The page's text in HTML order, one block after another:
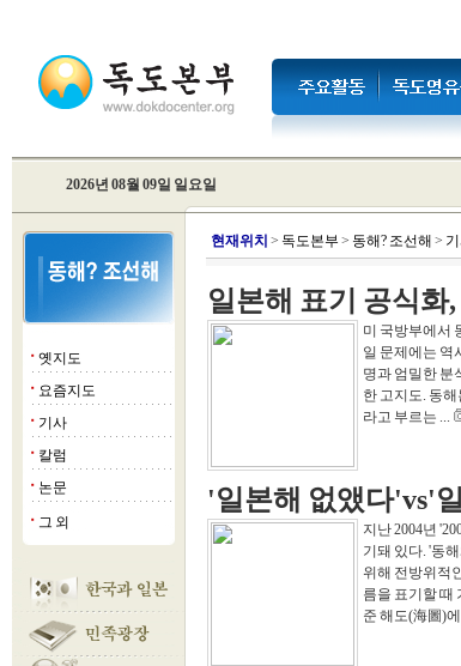
2026년 08월 09일 일요일
■ 옛지도
■ 요즘지도
■ 기사
■ 칼럼
■ 논문
■ 그 외
현재위치 > 독도본부 > 동해? 조선해 >
일본해 표기 공식화
미 국방부에서
일 문제에는 역
명과 엄밀한 분
한 고지도. 동
라고 부르는 ...
'일본해 없앴다'vs'
지난 2004년
기돼 있다. '동
위해 전방위적
름을 표기할 때
준 해도(海圖)